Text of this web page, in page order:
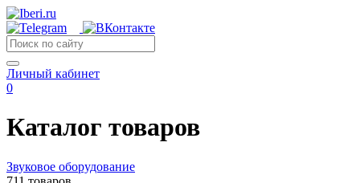
Личный кабинет
0
Каталог товаров
Звуковое оборудование